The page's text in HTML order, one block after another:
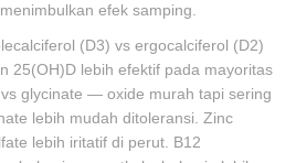
efek samping.
(D3) vs ergocalciferol (D2)
25(OH)D lebih efektif pada mayoritas
glycinate — oxide murah tapi sering
lebih mudah ditoleransi. Zinc
lebih iritatif di perut. B12